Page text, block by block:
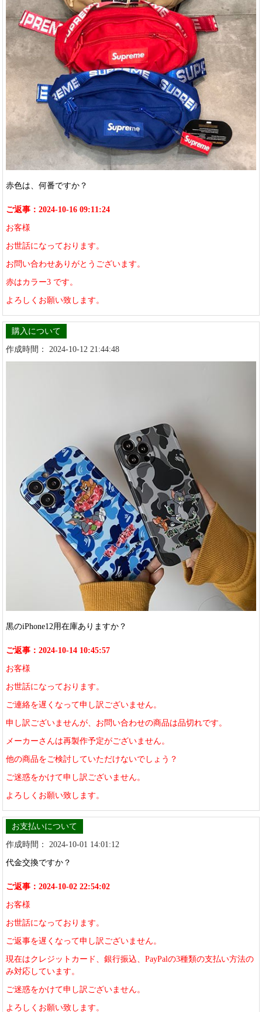
赤色は、何番ですか？
ご返事：2024-10-16 09:11:24
お客様
お世話になっております。
お問い合わせありがとうございます。
赤はカラー3 です。
よろしくお願い致します。
購入について
作成時間： 2024-10-12 21:44:48
黒のiPhone12用在庫ありますか？
ご返事：2024-10-14 10:45:57
お客様
お世話になっております。
ご連絡を遅くなって申し訳ございません。
申し訳ございませんが、お問い合わせの商品は品切れです。
メーカーさんは再製作予定がございません。
他の商品をご検討していただけないでしょう？
ご迷惑をかけて申し訳ございません。
よろしくお願い致します。
お支払いについて
作成時間： 2024-10-01 14:01:12
代金交換ですか？
ご返事：2024-10-02 22:54:02
お客様
お世話になっております。
ご返事を遅くなって申し訳ございません。
現在はクレジットカード、銀行振込、PayPalの3種類の支払い方法の
み対応しています。
ご迷惑をかけて申し訳ございません。
よろしくお願い致します。